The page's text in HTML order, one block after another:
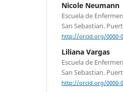
Nicole Neumann
Escuela de
San Sebastian.
http://orcid.org/0000-
Liliana Vargas
Escuela de
San Sebastian.
http://orcid.org/0000-